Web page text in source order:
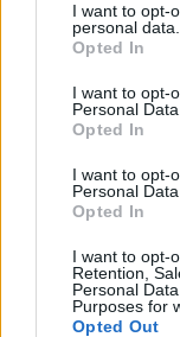
I want to opt-
personal data.
Opted In
I want to opt-
Personal Data.
Opted In
I want to opt-
Personal
Opted In
I want to opt-
Retention,
Personal
Purposes for
Opted Out
Pasaulis Konfliktai
Po
Vokietijos
Rusijos
2026 m. rugpjūčio 8